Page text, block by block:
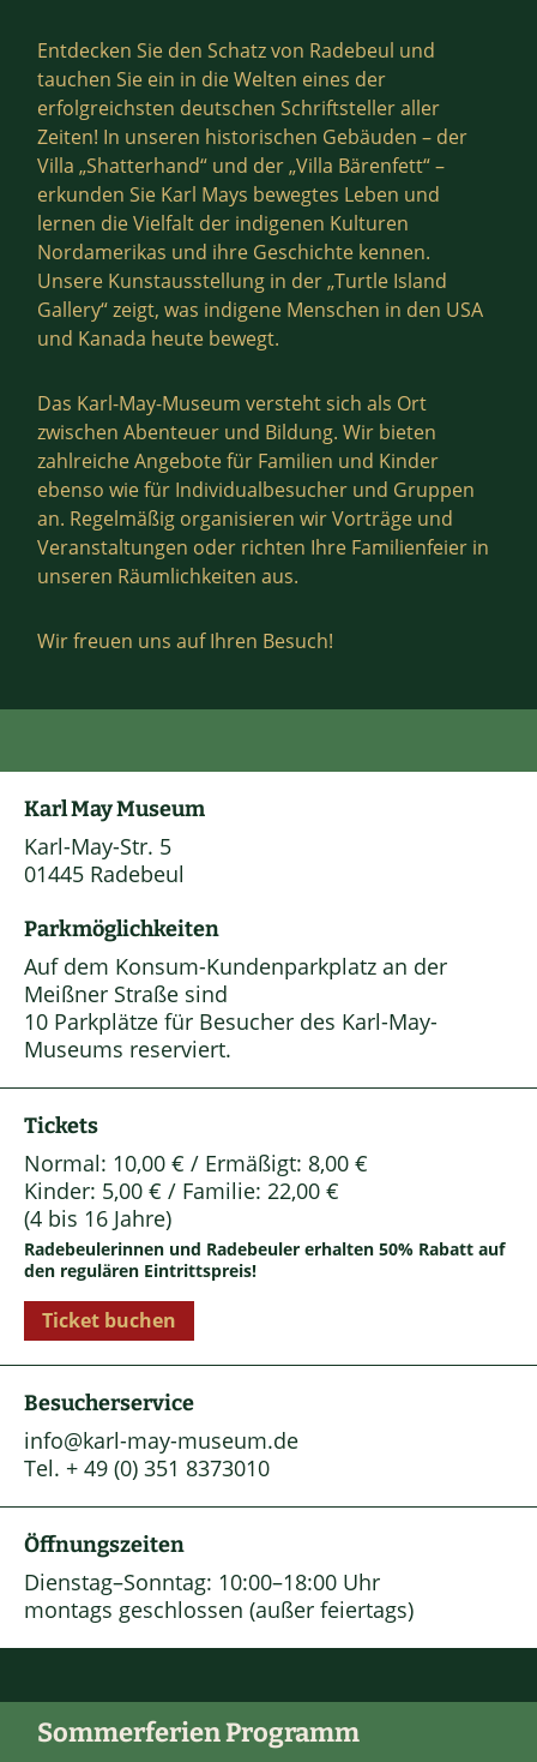
Entdecken Sie den Schatz von Radebeul und
tauchen Sie ein in die Welten eines der
erfolgreichsten deutschen Schriftsteller aller
Zeiten! In unseren historischen Gebäuden – der
Villa „Shatterhand“ und der „Villa Bärenfett“ –
erkunden Sie Karl Mays bewegtes Leben und
lernen die Vielfalt der indigenen Kulturen
Nordamerikas und ihre Geschichte kennen.
Unsere Kunstausstellung in der „Turtle Island
Gallery“ zeigt, was indigene Menschen in den USA
und Kanada heute bewegt.
Das Karl-May-Museum versteht sich als Ort
zwischen Abenteuer und Bildung. Wir bieten
zahlreiche Angebote für Familien und Kinder
ebenso wie für Individualbesucher und Gruppen
an. Regelmäßig organisieren wir Vorträge und
Veranstaltungen oder richten Ihre Familienfeier in
unseren Räumlichkeiten aus.
Wir freuen uns auf Ihren Besuch!
Karl May Museum
Karl-May-Str. 5
01445 Radebeul
Parkmöglichkeiten
Auf dem Konsum-Kundenparkplatz an der
Meißner Straße sind
10 Parkplätze für Besucher des Karl-May-
Museums reserviert.
Tickets
Normal: 10,00 € / Ermäßigt: 8,00 €
Kinder: 5,00 € / Familie: 22,00 €
(4 bis 16 Jahre)
Radebeulerinnen und Radebeuler erhalten 50% Rabatt auf
den regulären Eintrittspreis!
Ticket buchen
Besucherservice
info@karl-may-museum.de
Tel. + 49 (0) 351 8373010
Öffnungszeiten
Dienstag–Sonntag: 10:00–18:00 Uhr
montags geschlossen (außer feiertags)
Sommerferien Programm